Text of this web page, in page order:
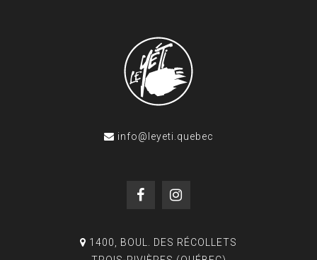
info@leyeti.quebec
1400, BOUL. DES RÉCOLLETS